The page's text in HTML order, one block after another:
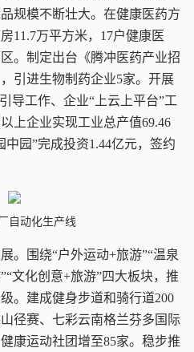
规模不断壮大。在健康医药方
11.7万平方米，17户健康医
。制定出台《腾冲医药产业招
引进生物制药企业5家。开展
导工作、企业“上云上平台”工
上企业实现工业总产值69.46
园”完成投资1.44亿元，签约
自动化生产线
。
围绕“户外运动+旅游”“温泉
文化创意+旅游”四大板块，推
。建成健身步道和骑行道200
径赛、七彩云南格兰芬多国际
康运动社团增至85家。稳步推